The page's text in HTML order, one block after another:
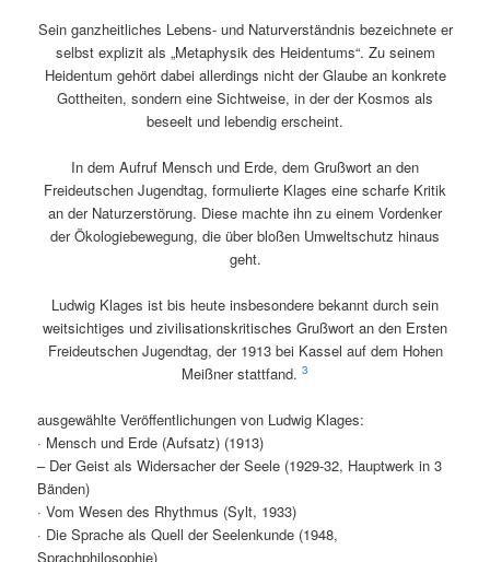
Sein ganzheitliches Lebens- und Naturverständnis bezeichnete er
selbst explizit als „Metaphysik des Heidentums“. Zu seinem
Heidentum gehört dabei allerdings nicht der Glaube an konkrete
Gottheiten, sondern eine Sichtweise, in der der Kosmos als
beseelt und lebendig erscheint.
In dem Aufruf Mensch und Erde, dem Grußwort an den
Freideutschen Jugendtag, formulierte Klages eine scharfe Kritik
an der Naturzerstörung. Diese machte ihn zu einem Vordenker
der Ökologiebewegung, die über bloßen Umweltschutz hinaus
geht.
Ludwig Klages ist bis heute insbesondere bekannt durch sein
weitsichtiges und zivilisationskritisches Grußwort an den Ersten
Freideutschen Jugendtag, der 1913 bei Kassel auf dem Hohen
Meißner stattfand. 3
ausgewählte Veröffentlichungen von Ludwig Klages:
· Mensch und Erde (Aufsatz) (1913)
– Der Geist als Widersacher der Seele (1929-32, Hauptwerk in 3
Bänden)
· Vom Wesen des Rhythmus (Sylt, 1933)
· Die Sprache als Quell der Seelenkunde (1948,
Sprachphilosophie)